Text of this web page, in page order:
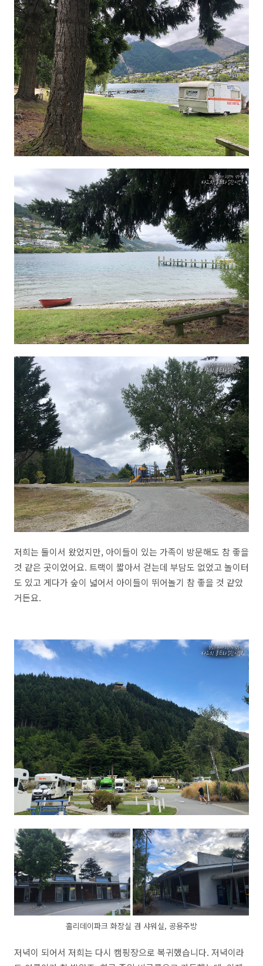
저희는 둘이서 왔었지만, 아이들이 있는 가족이 방문해도 참 좋을
것 같은 곳이었어요. 트랙이 짧아서 걷는데 부담도 없었고 놀이터
도 있고 게다가 숲이 넓어서 아이들이 뛰어놀기 참 좋을 것 같았
거든요.
홀리데이파크 화장실 겸 샤워실, 공용주방
저녁이 되어서 저희는 다시 캠핑장으로 복귀했습니다. 저녁이라